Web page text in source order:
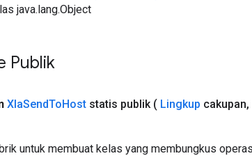
java.lang.Object
Publik
XlaSendToHost statis publik ( Lingkup cakupan,
untuk membuat kelas yang membungkus